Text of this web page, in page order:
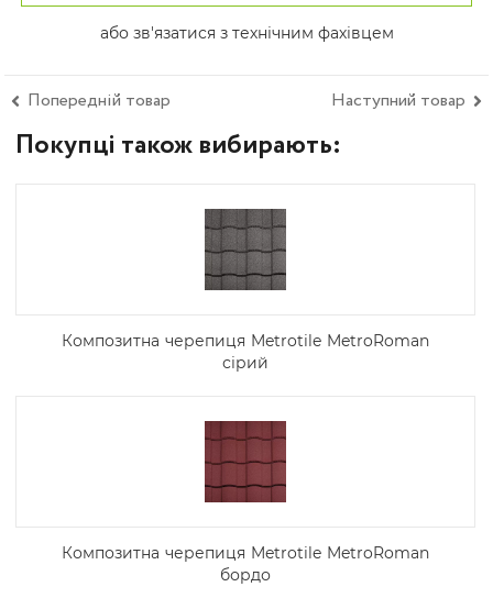
або зв'язатися з технічним фахівцем
Попередній товар Наступний товар
Покупці також вибирають:
Композитна черепиця Metrotile MetroRoman
сірий
Композитна черепиця Metrotile MetroRoman
бордо